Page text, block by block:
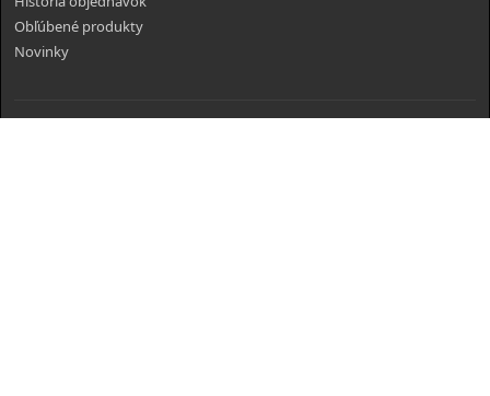
Obľúbené produkty
Novinky